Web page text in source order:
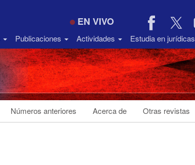
EN VIVO
Publicaciones Actividades Estudia en jurídicas
Números anteriores Acerca de Otras revistas